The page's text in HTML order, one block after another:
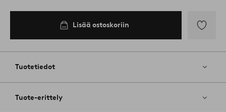
Lisää ostoskoriin
Tuotetiedot
Tuote-erittely